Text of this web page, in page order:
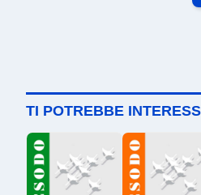
TI POTREBBE